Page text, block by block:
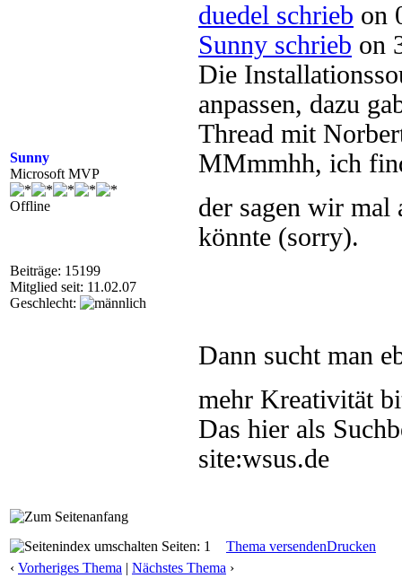
Sunny
Microsoft MVP
Offline
Beiträge: 15199
Mitglied seit: 11.02.07
Geschlecht:
duedel schrieb on
Sunny schrieb on
Die
anpassen, dazu
Thread mit
MMmmhh, ich
der sagen wir mal
könnte (sorry).
Dann sucht man
mehr Kreativität
Das hier als
site:wsus.de
Seiten: 1 Thema versendenDrucken
‹ Vorheriges Thema | Nächstes Thema ›